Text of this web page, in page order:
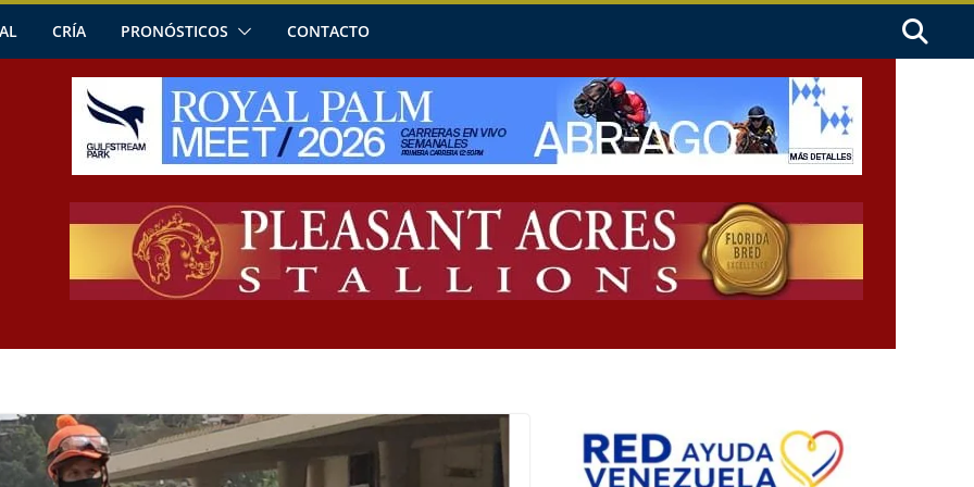
CRÍA PRONÓSTICOS CONTACTO